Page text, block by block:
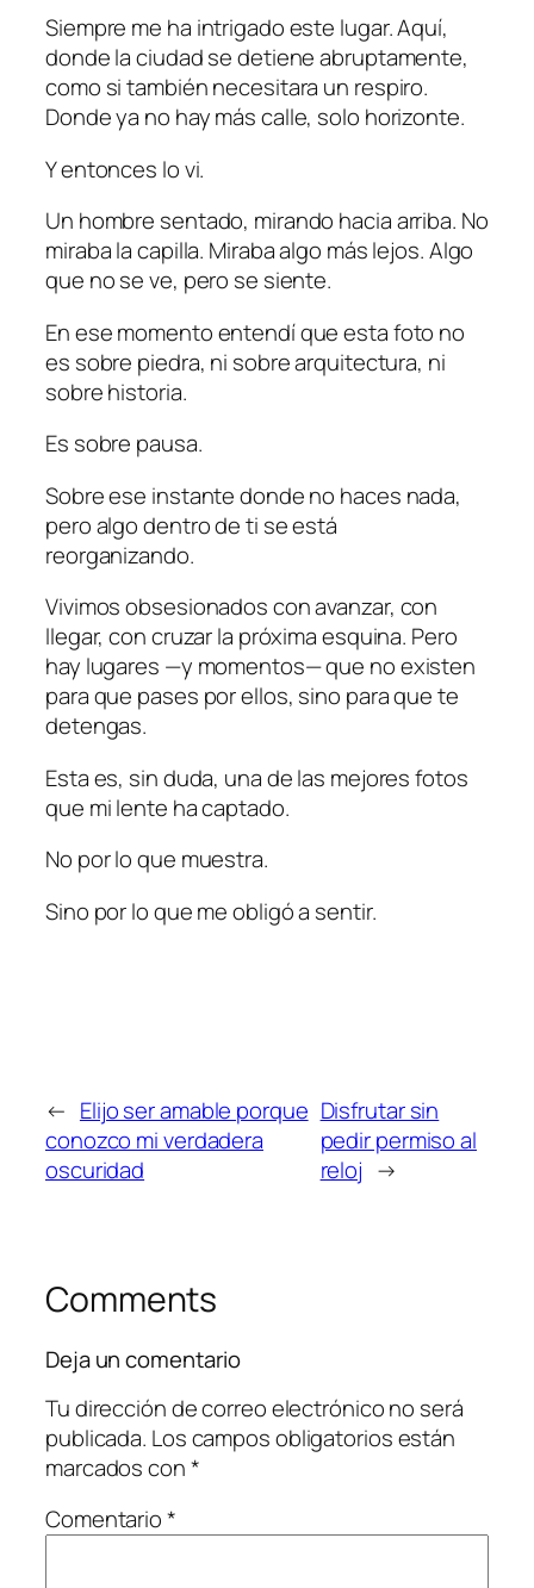
Siempre me ha intrigado este lugar. Aquí,
donde la ciudad se detiene abruptamente,
como si también necesitara un respiro.
Donde ya no hay más calle, solo horizonte.
Y entonces lo vi.
Un hombre sentado, mirando hacia arriba. No
miraba la capilla. Miraba algo más lejos. Algo
que no se ve, pero se siente.
En ese momento entendí que esta foto no
es sobre piedra, ni sobre arquitectura, ni
sobre historia.
Es sobre pausa.
Sobre ese instante donde no haces nada,
pero algo dentro de ti se está
reorganizando.
Vivimos obsesionados con avanzar, con
llegar, con cruzar la próxima esquina. Pero
hay lugares —y momentos— que no existen
para que pases por ellos, sino para que te
detengas.
Esta es, sin duda, una de las mejores fotos
que mi lente ha captado.
No por lo que muestra.
Sino por lo que me obligó a sentir.
← Elijo ser amable porque
conozco mi verdadera
oscuridad
Disfrutar sin
pedir permiso al
reloj →
Comments
Deja un comentario
Tu dirección de correo electrónico no será
publicada. Los campos obligatorios están
marcados con*
Comentario*